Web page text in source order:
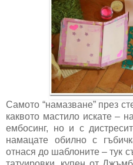
Самото “намазване” през
каквото мастило искате –
ембосинг, но и с
намацате обилно с
отнася до шаблоните – тук